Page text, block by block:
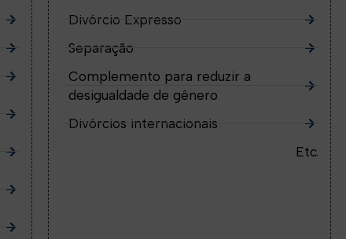
Divórcio Expresso
Separação
Complemento para reduzir a
desigualdade de gênero
Divórcios internacionais
Etc.